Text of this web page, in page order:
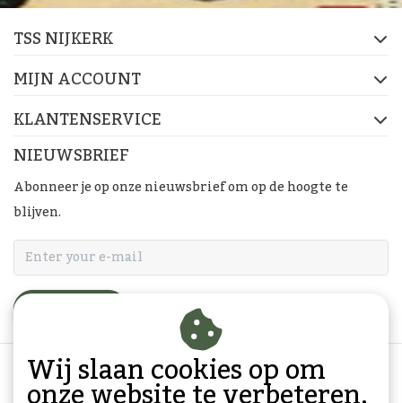
TSS NIJKERK
MIJN ACCOUNT
KLANTENSERVICE
NIEUWSBRIEF
Abonneer je op onze nieuwsbrief om op de hoogte te
blijven.
Wij slaan cookies op om